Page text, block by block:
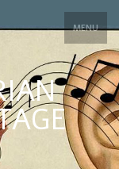
MENU